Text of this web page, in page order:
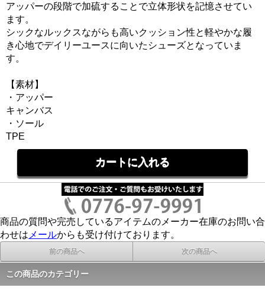
アッパーの段階で加硫することで立体形状を記憶させてい
ます。
シックなルックスながらも高いクッション性と軽やかな履
き心地でデイリーユースに向いたシューズとなっていま
す。
【素材】
・アッパー
キャンバス
・ソール
TPE
商品の質問や完売しているアイテムのメーカー在庫のお問い合
わせは メールからも受け付けております。
前の商品へ 次の商品へ
この商品のカテゴリー